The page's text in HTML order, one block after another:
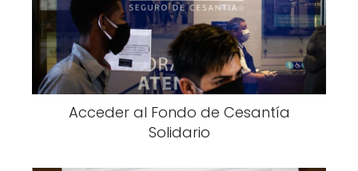
Acceder al Fondo de Cesantía
Solidario